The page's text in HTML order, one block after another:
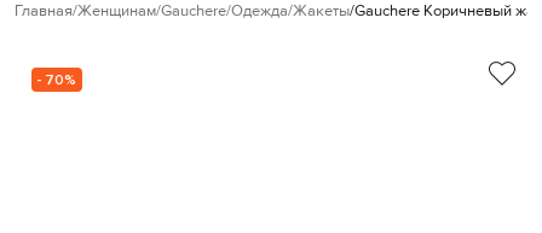
Главная Женщинам Gauchere Одежда Жакеты Gauchere Коричневый
- 70%